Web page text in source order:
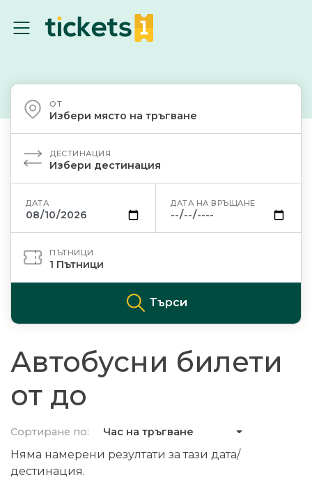
ОТ
Избери място на тръгване
ДЕСТИНАЦИЯ
Избери дестинация
ДАТА ДАТА НА ВРЪЩАНЕ
ПЪТНИЦИ
1 Пътници
Търси
Автобусни билети
от до
Сортиране по: Час на тръгване
Няма намерени резултати за тази дата/
дестинация.